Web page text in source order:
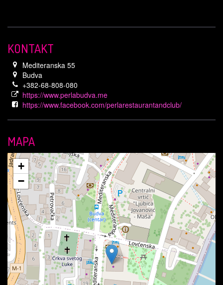
KONTAKT
Mediteranska 55
Budva
+382-68-808-080
https://www.perlabudva.me
https://www.facebook.com/perlarestaurantandclub/
MAPA
+
−